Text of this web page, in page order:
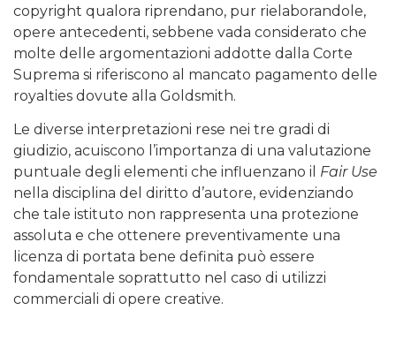
copyright qualora riprendano, pur rielaborandole,
opere antecedenti, sebbene vada considerato che
molte delle argomentazioni addotte dalla Corte
Suprema si riferiscono al mancato pagamento delle
royalties dovute alla Goldsmith.
Le diverse interpretazioni rese nei tre gradi di
giudizio, acuiscono l’importanza di una valutazione
puntuale degli elementi che influenzano il Fair Use
nella disciplina del diritto d’autore, evidenziando
che tale istituto non rappresenta una protezione
assoluta e che ottenere preventivamente una
licenza di portata bene definita può essere
fondamentale soprattutto nel caso di utilizzi
commerciali di opere creative.